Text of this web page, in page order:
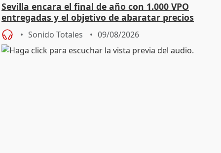
Sevilla encara el final de año con 1.000 VPO
entregadas y el objetivo de abaratar precios
Sonido Totales 09/08/2026